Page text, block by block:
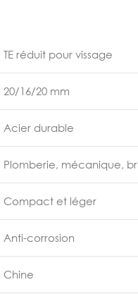
TE réduit pour vissage
20/16/20 mm
Acier durable
Plomberie, mécanique,
Compact et léger
Anti-corrosion
Chine